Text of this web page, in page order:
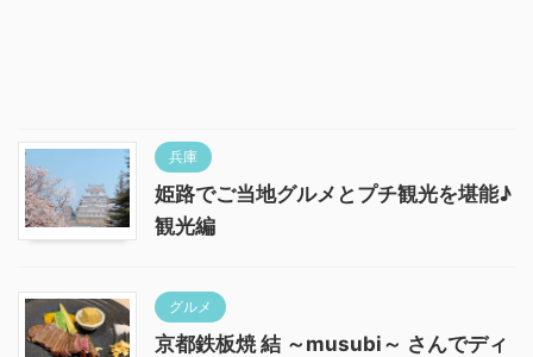
兵庫
姫路でご当地グルメとプチ観光を堪能♪
観光編
グルメ
京都鉄板焼 結 ～musubi～ さんでディ